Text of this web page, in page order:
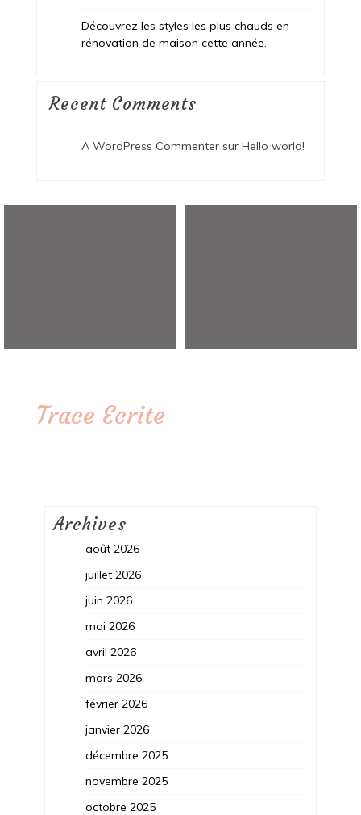
Découvrez les styles les plus chauds en
rénovation de maison cette année.
Recent Comments
A WordPress Commentersur Hello world!
Trace Ecrite
Archives
août 2026
juillet 2026
juin 2026
mai 2026
avril 2026
mars 2026
février 2026
janvier 2026
décembre 2025
novembre 2025
octobre 2025